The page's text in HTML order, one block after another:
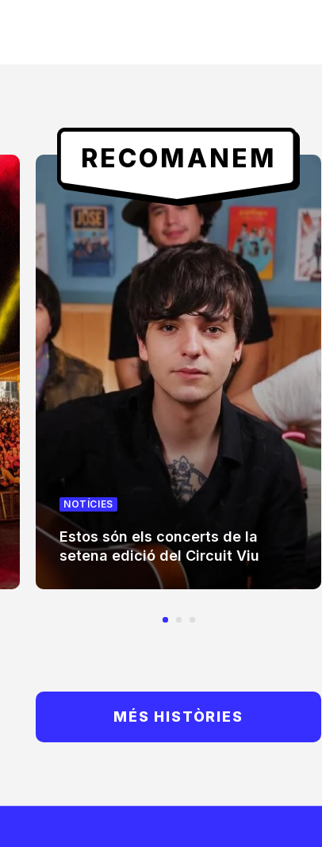
RECOMANEM
NOTÍCIES
Estos són els concerts de la
setena edició del Circuit Viu
MÉS HISTÒRIES